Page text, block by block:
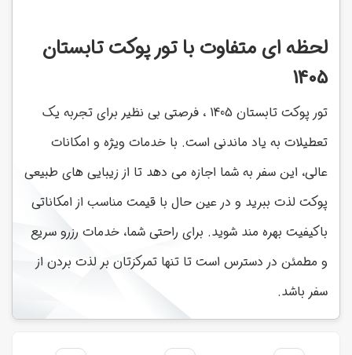
لحظه ای متفاوت با تور پوکت تابستان
1405
تور پوکت تابستان 1405 ، فرصتی بی نظیر برای تجربه یک
تعطیلات به یاد ماندنی است. با خدمات ویژه و امکانات
عالی، این سفر به شما اجازه می دهد تا از زیبایی های طبیعی
پوکت لذت ببرید و در عین حال با قیمت مناسب از امکاناتی
باکیفیت بهره مند شوید. برای راحتی شما، خدمات رزرو سریع
و مطمئن در دسترس است تا تنها تمرکزتان بر لذت بردن از
سفر باشد.